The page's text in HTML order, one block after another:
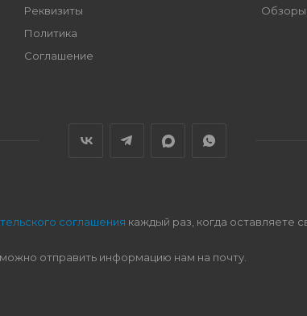
Реквизиты
Политика
Соглашение
Обзоры
соглашения каждый раз, когда оставляете
отправить информацию нам на почту.